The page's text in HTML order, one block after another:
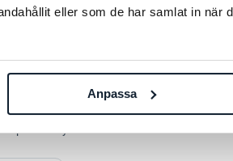
eller som de har samlat in när
Anpassa
genomförande
ingen äger risken hela vägen spelar det ingen
bra analysen är. Många organisationer som vi
på Stratsys saknar inte riskinsikt. De...